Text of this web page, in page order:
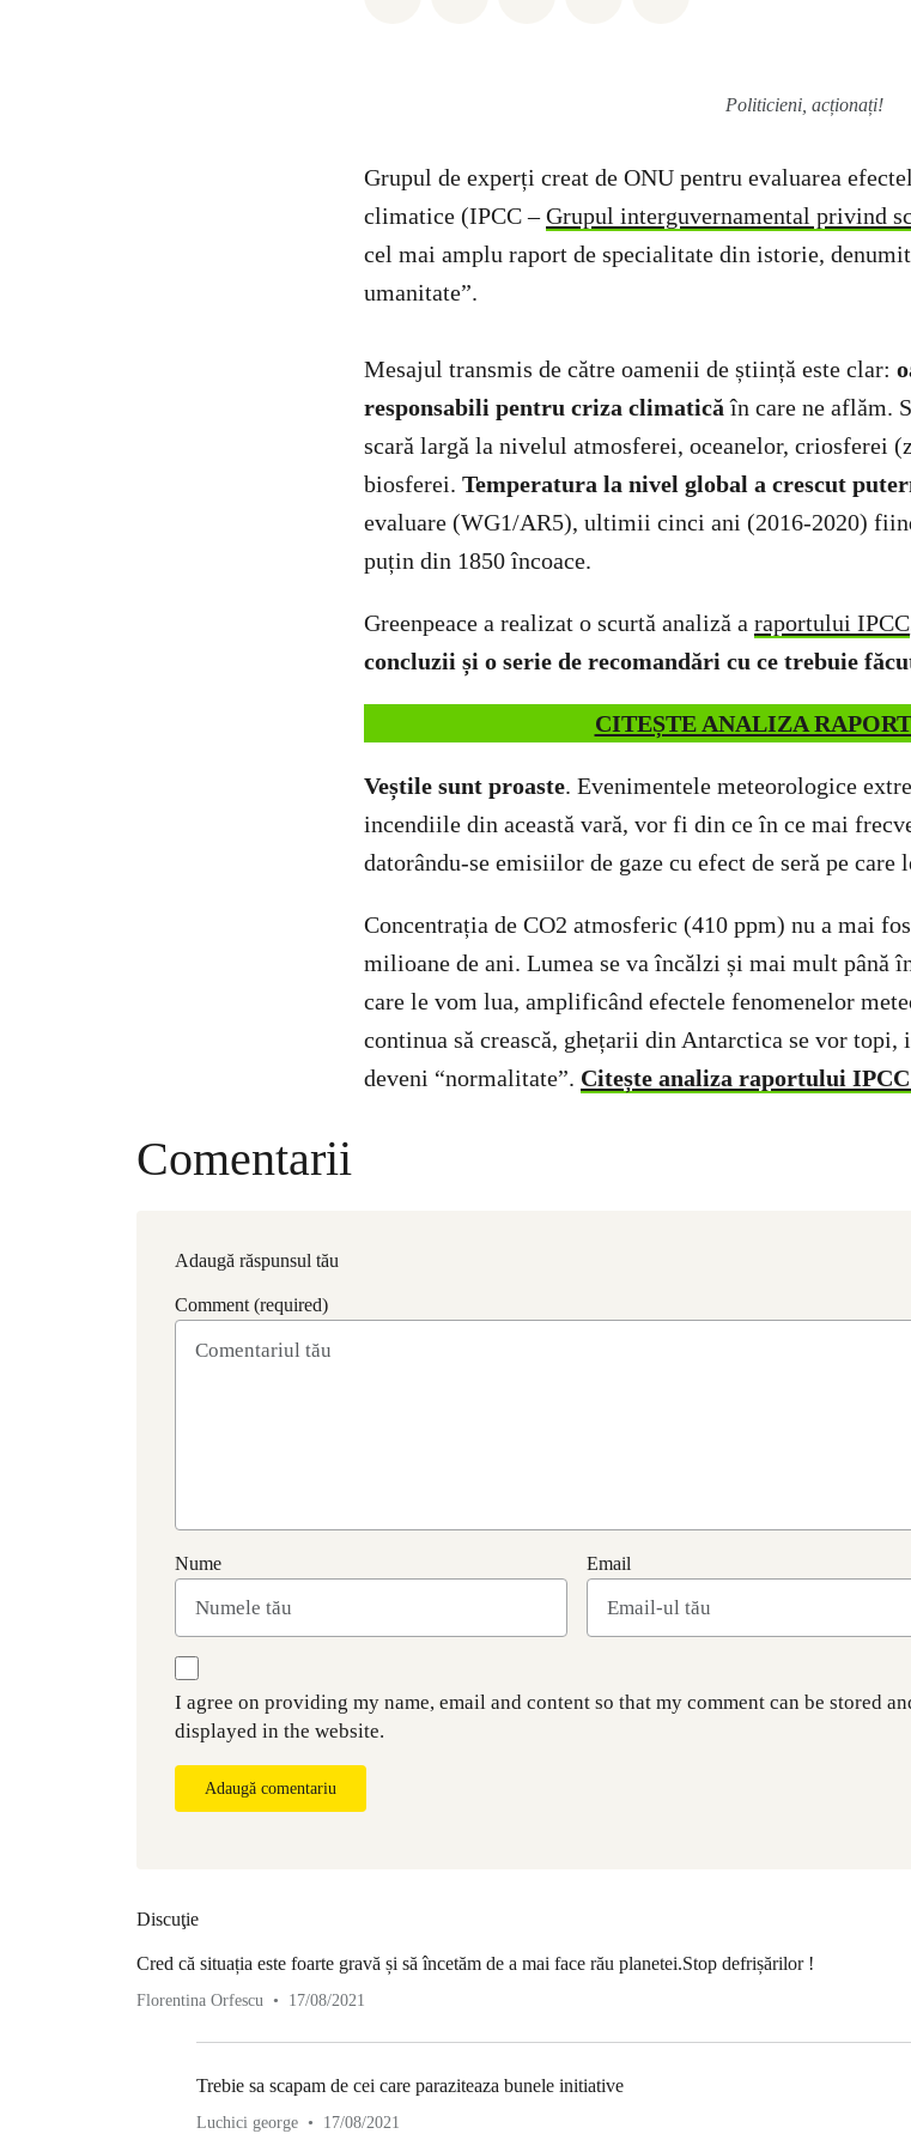
Politicieni, acționați!
Grupul de experți creat de ONU pentru evaluarea
climatice (IPCC –Grupul interguvernamental privind
cel mai amplu raport de specialitate din istorie,
umanitate”.
Mesajul transmis de către oamenii de știință este clar:
responsabili pentru criza climatică în care ne aflăm.
scară largă la nivelul atmosferei, oceanelor, criosferei
biosferei. Temperatura la nivel global a crescut
evaluare (WG1/AR5), ultimii cinci ani (2016-2020)
puțin din 1850 încoace.
Greenpeace a realizat o scurtă analiză a raportului IPCC
concluzii și o serie de recomandări cu ce trebuie
CITEȘTE ANALIZA
Veștile sunt proaste. Evenimentele meteorologice
incendiile din această vară, vor fi din ce în ce mai
datorându-se emisiilor de gaze cu efect de seră pe
Concentrația de CO2 atmosferic (410 ppm) nu a mai
milioane de ani. Lumea se va încălzi și mai mult până
care le vom lua, amplificând efectele fenomenelor
continua să crească, ghețarii din Antarctica se vor
deveni “normalitate”. Citește analiza raportului IPCC
Comentarii
Adaugă răspunsul tău
Comment (required)
Nume Email
I agree on providing my name, email and content so that my comment can be stored
displayed in the website.
Adaugă comentariu
Discuţie
Cred că situația este foarte gravă și să încetăm de a mai face rău planetei.Stop defrișărilor !
Florentina Orfescu 17/08/2021
Trebie sa scapam de cei care paraziteaza bunele initiative
Luchici george 17/08/2021